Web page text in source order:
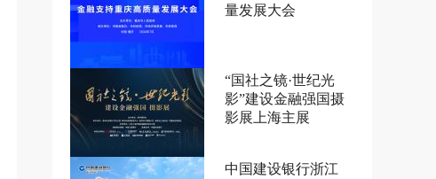
量发展大会
“国社之镜·世纪光
影”建设金融强国摄
影展上海主展
中国建设银行浙江